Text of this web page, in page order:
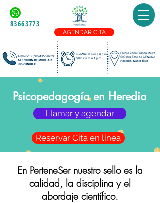
83663773
AGENDAR CITA
Psicopedagogía en Heredia
Llamar y agendar
Reservar Cita en línea
En PerteneSer nuestro sello es la
calidad, la disciplina y el
abordaje científico.